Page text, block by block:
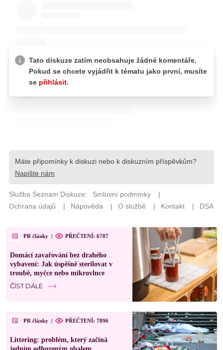
PR články | PŘEČTENÍ: 6787
Domácí zavařování bez drahého
vybavení: Jak úspěšně sterilovat v
troubě, myčce nebo mikrovlnce
ČÍST DÁLE
PR články | PŘEČTENÍ: 7896
Littering: problém, který začíná